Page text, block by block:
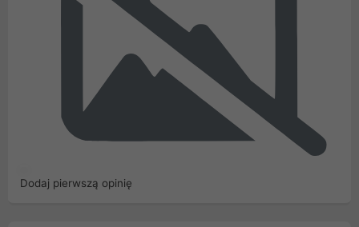
Dodaj pierwszą opinię